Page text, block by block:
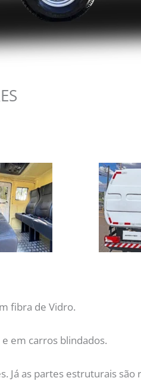
fibra de Vidro.
em carros blindados.
Já as partes estruturais